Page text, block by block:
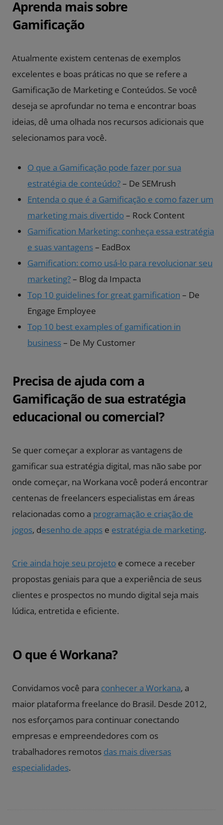
Aprenda mais sobre
Gamificação
Atualmente existem centenas de exemplos
excelentes e boas práticas no que se refere a
Gamificação de Marketing e Conteúdos. Se você
deseja se aprofundar no tema e encontrar boas
ideias, dê uma olhada nos recursos adicionais que
selecionamos para você.
O que a Gamificação pode fazer por sua
estratégia de conteúdo?– De SEMrush
Entenda o que é a Gamificação e como fazer um
marketing mais divertido– Rock Content
Gamification Marketing: conheça essa estratégia
e suas vantagens– EadBox
Gamification: como usá-lo para revolucionar seu
marketing?– Blog da Impacta
Top 10 guidelines for great gamification – De
Engage Employee
Top 10 best examples of gamification in
business– De My Customer
Precisa de ajuda com a
Gamificação de sua estratégia
educacional ou comercial?
Se quer começar a explorar as vantagens de
gamificar sua estratégia digital, mas não sabe por
onde começar, na Workana você poderá encontrar
centenas de freelancers especialistas em áreas
relacionadas como a programação e criação de
jogos, desenho de apps e estratégia de marketing.
Crie ainda hoje seu projeto e comece a receber
propostas geniais para que a experiência de seus
clientes e prospectos no mundo digital seja mais
lúdica, entretida e eficiente.
O que é Workana?
Convidamos você para conhecer a Workana, a
maior plataforma freelance do Brasil. Desde 2012,
nos esforçamos para continuar conectando
empresas e empreendedores com os
trabalhadores remotos das mais diversas
especialidades.